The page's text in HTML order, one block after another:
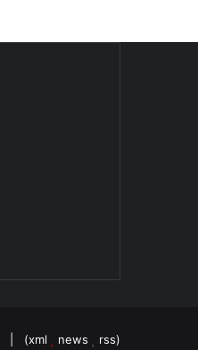
| (xml news rss)